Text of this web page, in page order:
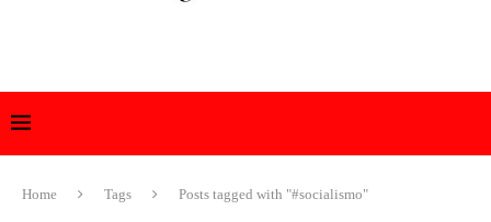
Home Tags Posts tagged with "#socialismo"